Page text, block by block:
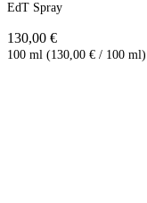
EdT Spray
130,00 €
100 ml (130,00 € / 100 ml)